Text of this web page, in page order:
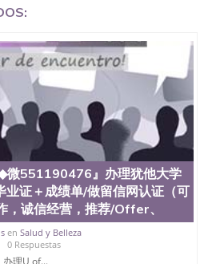
外本科毕业证怎么办理
哪里可以制作美国毕业
办理澳洲毕业证551190476留
业证551190476哪里可以办理
申请学校办理假的毕业证成
哪里可以办理水印成绩单
改成绩单GPA分数551190476
假文凭网上能查到吗
外毕业证QQ微信551190476办
551190476国外毕业证去哪认证
业证封皮QQ微信551190476国
信551190476快速代办国外毕
快速拿到国外文凭QQ微信
凭认证QQ微信551190476国外
551190476泰国文凭办理QQ微
回国证明QQ微信551190476 国
微551190476』办理犹他大学
业证＋成绩单/做留信网认证（可
，诚信经营，推荐/Offer、
en Salud y Belleza
0 Respuestas
办理U of...